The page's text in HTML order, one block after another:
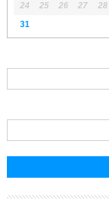
24
25 26 27 28
31